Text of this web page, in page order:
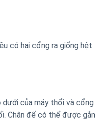
có hai cổng ra giống hệt
của máy thổi và cổng
Chân đế có thể được gắn